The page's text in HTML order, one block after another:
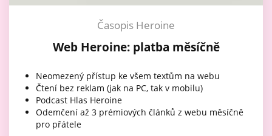
Časopis Heroine
Web Heroine: platba měsíčně
Neomezený přístup ke všem textům na webu
Čtení bez reklam (jak na PC, tak v mobilu)
Podcast Hlas Heroine
Odemčení až 3 prémiových článků z webu měsíčně
pro přátele